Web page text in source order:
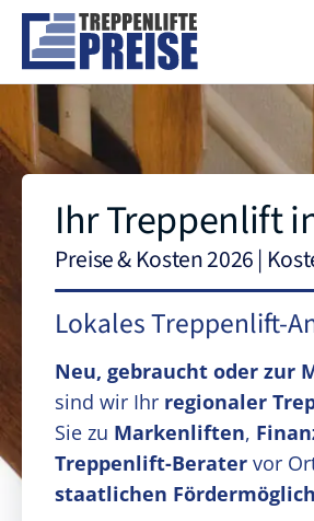
Ihr Treppenlift
Preise & Kosten 2026 |
Lokales Treppenlift-
Neu, gebraucht oder zur
sind wir Ihr regionaler
Sie zu Markenliften,
Treppenlift-Berater vor
staatlichen